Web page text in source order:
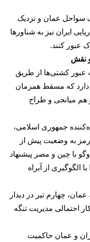
سواحل عمان و نزدیک
ایران نیز به شناورها
عبور کنند.
نقش
عبور کشتی‌ها از طریق
دارد که مسقط همزمان
میانجی و طراح
جمهوری اسلامی،
به وضعیت پیش از
با چین و مصر پیشنهاد
الگوگیری از آبراه
چهارم تیر در دیدار
احتمالی مدیریت تنگه
و عمان حاکمیت